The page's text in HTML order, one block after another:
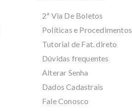
2ª Via De Boletos
Políticas e Procedimentos
Tutorial de Fat. direto
Dúvidas frequentes
Alterar Senha
Dados Cadastrais
Fale Conosco